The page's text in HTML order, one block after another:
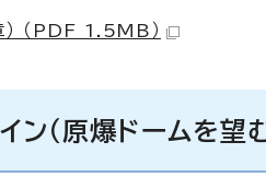
） （PDF 1.5MB）
ン（原爆ドームを望